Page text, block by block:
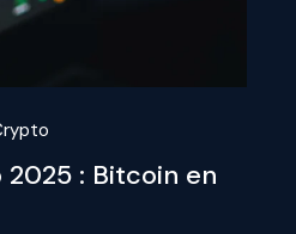
2025 : Bitcoin en